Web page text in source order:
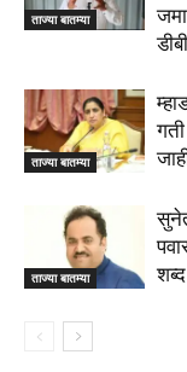
ताज्या बातम्या
ताज्या बातम्या
गती
ताज्या बातम्या